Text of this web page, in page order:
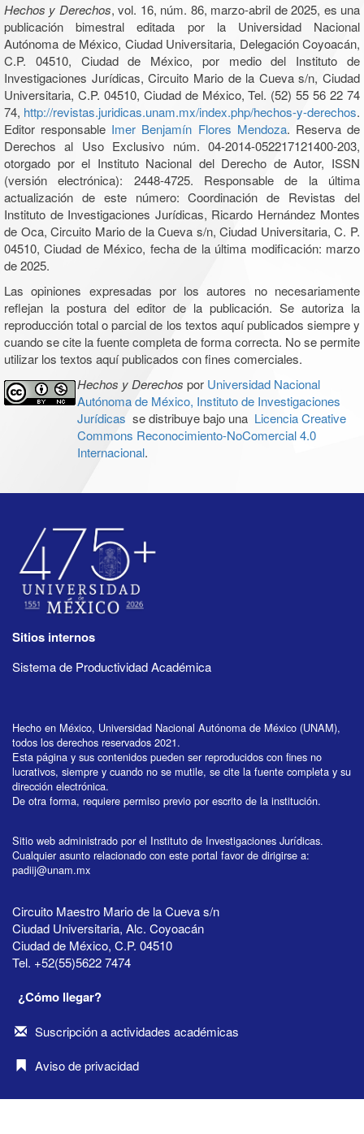
Hechos y Derechos, vol. 16, núm. 86, marzo-abril de 2025, es una
publicación bimestral editada por la Universidad Nacional
Autónoma de México, Ciudad Universitaria, Delegación Coyoacán,
C.P. 04510, Ciudad de México, por medio del Instituto de
Investigaciones Jurídicas, Circuito Mario de la Cueva s/n, Ciudad
Universitaria, C.P. 04510, Ciudad de México, Tel. (52) 55 56 22 74
74, http://revistas.juridicas.unam.mx/index.php/hechos-y-derechos.
Editor responsable Imer Benjamín Flores Mendoza. Reserva de
Derechos al Uso Exclusivo núm. 04-2014-052217121400-203,
otorgado por el Instituto Nacional del Derecho de Autor, ISSN
(versión electrónica): 2448-4725. Responsable de la última
actualización de este número: Coordinación de Revistas del
Instituto de Investigaciones Jurídicas, Ricardo Hernández Montes
de Oca, Circuito Mario de la Cueva s/n, Ciudad Universitaria, C. P.
04510, Ciudad de México, fecha de la última modificación: marzo
de 2025.
Las opiniones expresadas por los autores no necesariamente
reflejan la postura del editor de la publicación. Se autoriza la
reproducción total o parcial de los textos aquí publicados siempre y
cuando se cite la fuente completa de forma correcta. No se permite
utilizar los textos aquí publicados con fines comerciales.
Hechos y Derechos por Universidad Nacional
Autónoma de México, Instituto de Investigaciones
Jurídicas se distribuye bajo una Licencia Creative
Commons Reconocimiento-NoComercial 4.0
Internacional.
Sitios internos
Sistema de Productividad Académica
Hecho en México, Universidad Nacional Autónoma de México (UNAM),
todos los derechos reservados 2021.
Esta página y sus contenidos pueden ser reproducidos con fines no
lucrativos, siempre y cuando no se mutile, se cite la fuente completa y su
dirección electrónica.
De otra forma, requiere permiso previo por escrito de la institución.
Sitio web administrado por el Instituto de Investigaciones Jurídicas.
Cualquier asunto relacionado con este portal favor de dirigirse a:
padiij@unam.mx
Circuito Maestro Mario de la Cueva s/n
Ciudad Universitaria, Alc. Coyoacán
Ciudad de México, C.P. 04510
Tel. +52(55)5622 7474
¿Cómo llegar?
Suscripción a actividades académicas
Aviso de privacidad